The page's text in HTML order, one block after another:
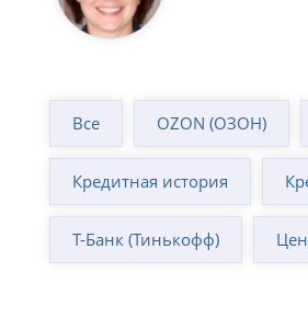
Все OZON (ОЗОН)
Кредитная история
Т-Банк (Тинькофф)